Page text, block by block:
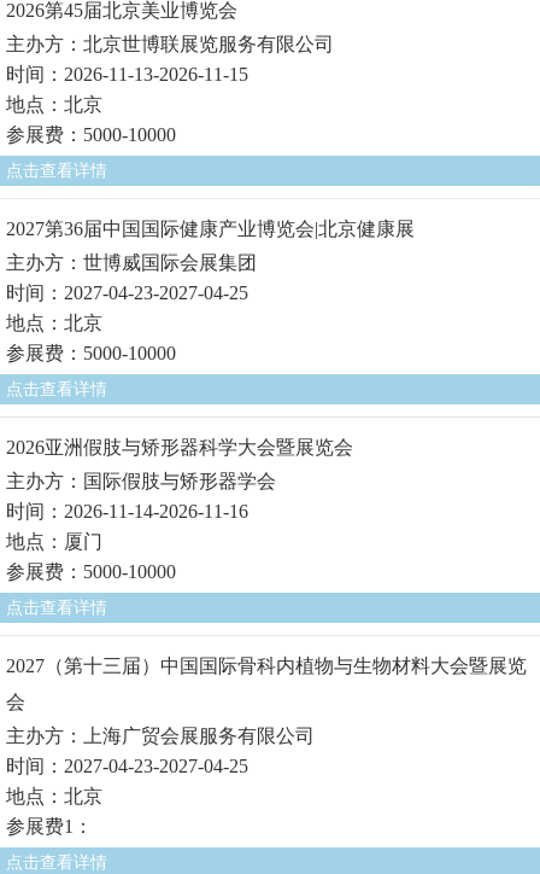
2026第45届北京美业博览会
主办方：北京世博联展览服务有限公司
时间：2026-11-13-2026-11-15
地点：北京
参展费：5000-10000
点击查看详情
2027第36届中国国际健康产业博览会|北京健康展
主办方：世博威国际会展集团
时间：2027-04-23-2027-04-25
地点：北京
参展费：5000-10000
点击查看详情
2026亚洲假肢与矫形器科学大会暨展览会
主办方：国际假肢与矫形器学会
时间：2026-11-14-2026-11-16
地点：厦门
参展费：5000-10000
点击查看详情
2027（第十三届）中国国际骨科内植物与生物材料大会暨展览
会
主办方：上海广贸会展服务有限公司
时间：2027-04-23-2027-04-25
地点：北京
参展费1：
点击查看详情